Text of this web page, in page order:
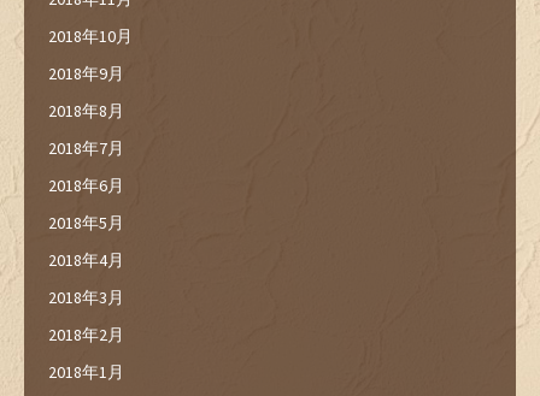
2018年10月
2018年9月
2018年8月
2018年7月
2018年6月
2018年5月
2018年4月
2018年3月
2018年2月
2018年1月